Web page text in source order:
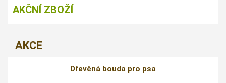
AKČNÍ ZBOŽÍ
AKCE
Dřevěná bouda pro psa